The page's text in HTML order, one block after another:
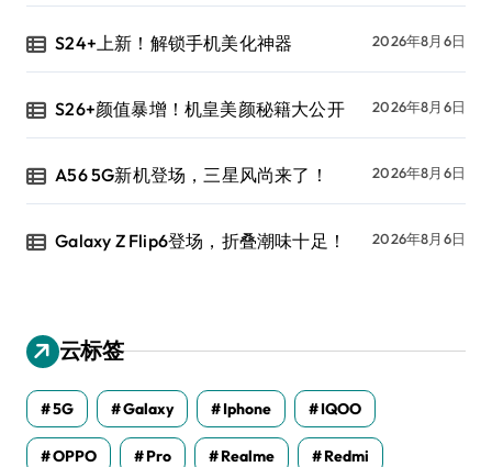
S24+上新！解锁手机美化神器 2026年8月6日
S26+颜值暴增！机皇美颜秘籍大公开 2026年8月6日
A56 5G新机登场，三星风尚来了！ 2026年8月6日
Galaxy Z Flip6登场，折叠潮味十足！ 2026年8月6日
云标签
5G Galaxy Iphone IQOO
OPPO Pro Realme Redmi